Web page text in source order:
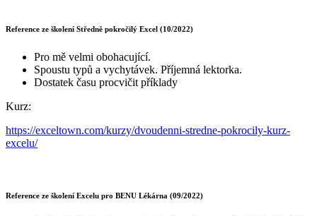
Reference ze školení Středně pokročilý Excel (10/2022)
Pro mě velmi obohacující.
Spoustu typů a vychytávek. Příjemná lektorka.
Dostatek času procvičit příklady
Kurz:
https://exceltown.com/kurzy/dvoudenni-stredne-pokrocily-kurz-
excelu/
Reference ze školení Excelu pro BENU Lékárna (09/2022)